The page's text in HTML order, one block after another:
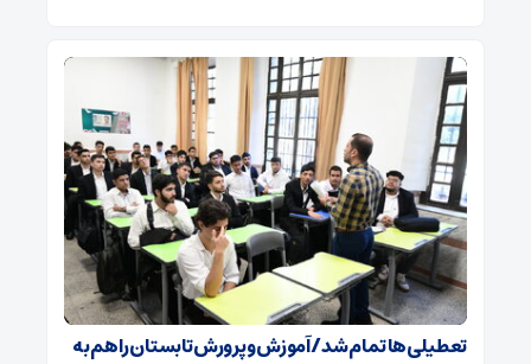
تعطیلی‌ها تمام شد/ آموزش و پرورش تابستان را هم به